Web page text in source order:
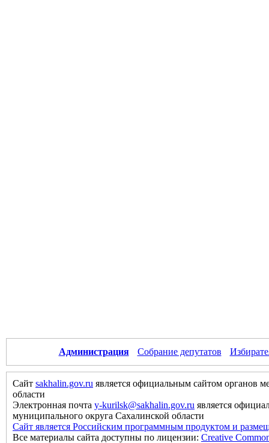
Администрация Собрание депутатов
Сайт sakhalin.gov.ru является официальным сайтом органов
области
Электронная почта y-kurilsk@sakhalin.gov.ru является
муниципального округа Сахалинской области
Сайт является Российским программным продуктом и
Все материалы сайта доступны по лицензии: Creative